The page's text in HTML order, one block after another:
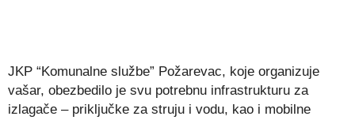
JKP “Komunalne službe” Požarevac, koje organizuje
vašar, obezbedilo je svu potrebnu infrastrukturu za
izlagače – priključke za struju i vodu, kao i mobilne